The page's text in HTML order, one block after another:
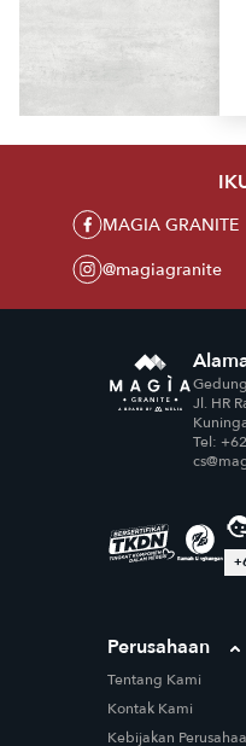
MAGIA GRANITE
@magiagranite
Jl. HR
Tel:
Perusahaan
Tentang Kami
Kontak Kami
Kebijakan